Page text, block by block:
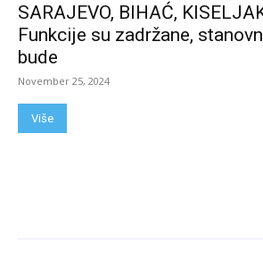
SARAJEVO, BIHAĆ,
Funkcije su zadržane,
bude
November 25, 2024
Više